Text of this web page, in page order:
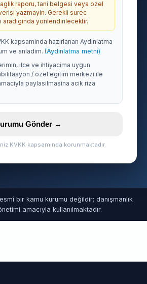
raporu, tani belgesi veya ozel
yazmayin. Gerekli surec
aradiginda yonlendirilecektir.
kapsaminda hazirlanan Aydinlatma
ve anladim. (Aydinlatma metni)
ilce ve ihtiyacima uygun
/ ozel egitim merkezi ile
paylasilmasina acik riza
Gönder →
KVKK kapsamında korunmaktadır.
bir kamu kurumu değildir; danışmanlık
amacıyla kullanılmaktadır.